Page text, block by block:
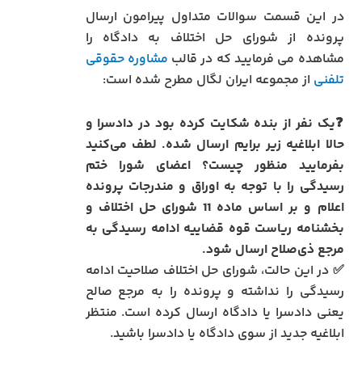
در این قسمت سوالات متداول پیرامون ارسال
پرونده از شورای حل اختلاف به دادگاه را
مشاهده می فرمایید که در قالب مشاوره حقوقی
تلفنی از مجموعه ایران لگال مطرح شده است:
❓یک نفر از بنده شکایت کرده بود در دادسرا و
حالا ابلاغیه زیر برایم ارسال شده. لطف می‌کنید
بفرمایید منظور چیست؟ اعضای شورا ختم
رسیدگی را با توجه به اوراق و مندرجات پرونده
اعلام و بر اساس ماده 11 شورای حل اختلاف و
بخشنامه ریاست قوه قضاییه ادامه رسیدگی به
مرجع ذی‌صلاح ارسال شود.
✅ در این حالت، شورای حل اختلاف صلاحیت ادامه
رسیدگی را نداشته و پرونده را به مرجع صالح
یعنی دادسرا یا دادگاه ارسال کرده است. منتظر
ابلاغیه جدید از سوی دادگاه یا دادسرا باشید.